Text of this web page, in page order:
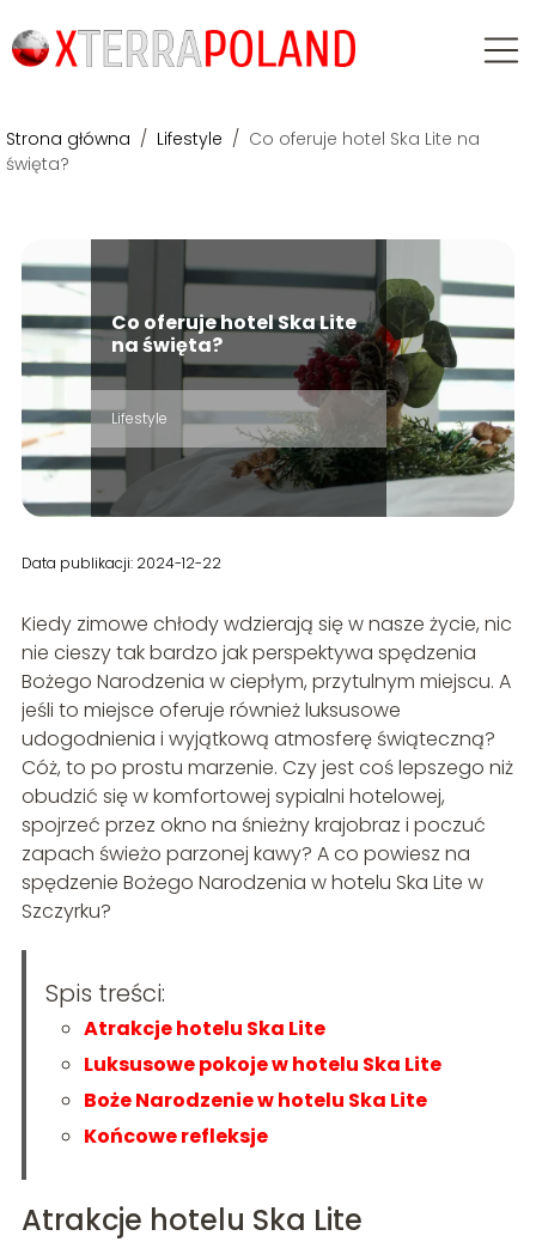
Strona główna / Lifestyle / Co oferuje hotel Ska Lite na
święta?
Co oferuje hotel Ska Lite
na święta?
Lifestyle
Data publikacji: 2024-12-22
Kiedy zimowe chłody wdzierają się w nasze życie, nic
nie cieszy tak bardzo jak perspektywa spędzenia
Bożego Narodzenia w ciepłym, przytulnym miejscu. A
jeśli to miejsce oferuje również luksusowe
udogodnienia i wyjątkową atmosferę świąteczną?
Cóż, to po prostu marzenie. Czy jest coś lepszego niż
obudzić się w komfortowej sypialni hotelowej,
spojrzeć przez okno na śnieżny krajobraz i poczuć
zapach świeżo parzonej kawy? A co powiesz na
spędzenie Bożego Narodzenia w hotelu Ska Lite w
Szczyrku?
Spis treści:
Atrakcje hotelu Ska Lite
Luksusowe pokoje w hotelu Ska Lite
Boże Narodzenie w hotelu Ska Lite
Końcowe refleksje
Atrakcje hotelu Ska Lite